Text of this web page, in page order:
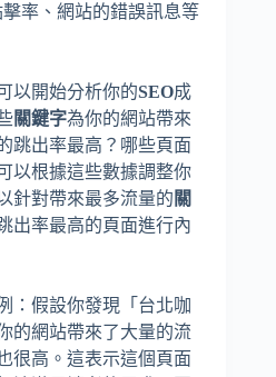
率、網站的錯誤訊息等
以開始分析你的SEO成
關鍵字為你的網站帶來
跳出率最高？哪些頁面
以根據這些數據調整你
針對帶來最多流量的 關
出率最高的頁面進行內
：假設你發現「台北咖
的網站帶來了大量的流
很高。這表示這個頁面